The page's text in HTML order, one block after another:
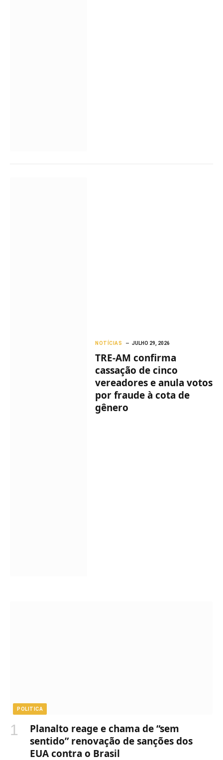
NOTÍCIAS JULHO 29, 2026
TRE-AM confirma
cassação de cinco
vereadores e anula votos
por fraude à cota de
gênero
POLITICA
Planalto reage e chama de “sem
sentido” renovação de sanções dos
EUA contra o Brasil